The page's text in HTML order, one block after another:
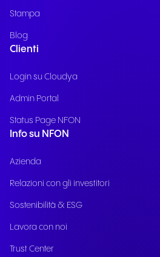
Stampa
Blog
Clienti
Login su Cloudya
Admin Portal
Status Page NFON
Info su NFON
Azienda
Relazioni con gli investitori
Sostenibilità & ESG
Lavora con noi
Trust Center